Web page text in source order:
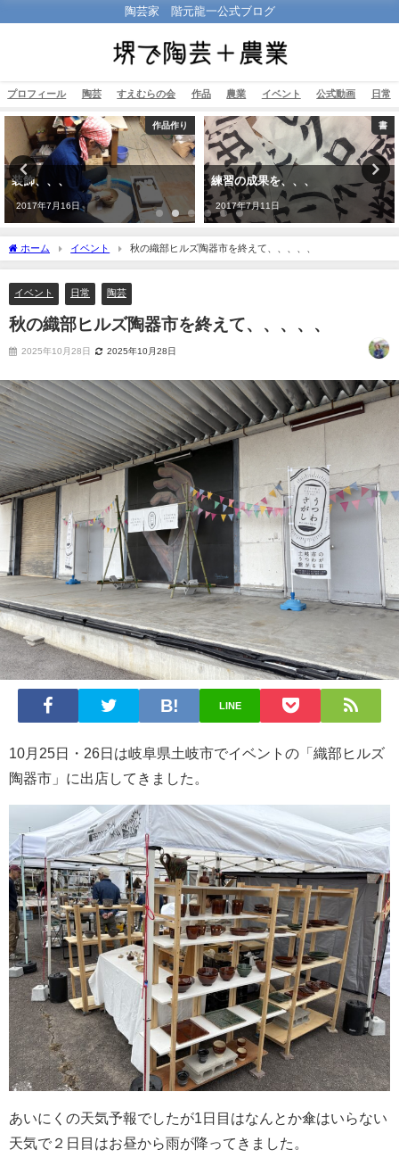
陶芸家 階元龍一公式ブログ
プロフィール 陶芸 すえむらの会 作品 農業 イベント 公式動画 日常
作品作り
装飾、、、
2017年7月16日
書
練習の成果を、、、
2017年7月11日
ホーム イベント 秋の織部ヒルズ陶器市を終えて、、、、、
イベント 日常 陶芸
秋の織部ヒルズ陶器市を終えて、、、、、
2025年10月28日 2025年10月28日
LINE
10月25日・26日は岐阜県土岐市でイベントの「織部ヒルズ
陶器市」に出店してきました。
あいにくの天気予報でしたが1日目はなんとか傘はいらない
天気で２日目はお昼から雨が降ってきました。